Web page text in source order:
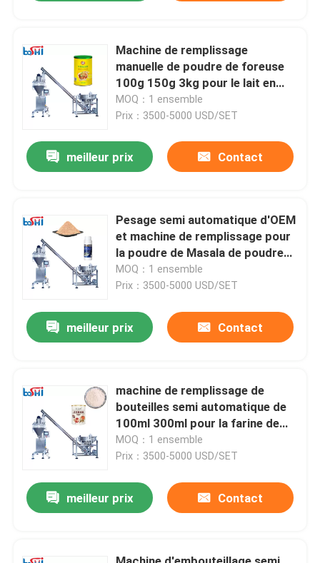
Machine de remplissage
manuelle de poudre de foreuse
100g 150g 3kg pour le lait en
poudre de farine
MOQ：1 ensemble
Prix：3500-5000 USD/SET
meilleur prix Contact
Pesage semi automatique d'OEM
et machine de remplissage pour
la poudre de Masala de poudre
de café
MOQ：1 ensemble
Prix：3500-5000 USD/SET
meilleur prix Contact
machine de remplissage de
bouteilles semi automatique de
100ml 300ml pour la farine de
blé Sugar Powder
MOQ：1 ensemble
Prix：3500-5000 USD/SET
meilleur prix Contact